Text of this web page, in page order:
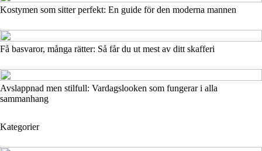
Kostymen som sitter perfekt: En guide för den moderna mannen
Få basvaror, många rätter: Så får du ut mest av ditt skafferi
Avslappnad men stilfull: Vardagslooken som fungerar i alla
sammanhang
Kategorier